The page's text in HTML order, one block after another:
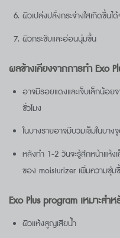
ผิวเปล่งปลั่งกระจ่างใสเกิดขึ้น
ผิวกระชับและอ่อนนุ่มขึ้น
ผลข้างเคียงจากการทำ Exo
อาจมีรอยแดงและเจ็บเล็กน้อยจ
ชั่วโมง
ในบางรายอาจมีบวมเข็มในบาง
หลังทำ 1-2 วันจะรู้สึกหน้าแห้
ของ moisturizer เพิ่มความชุ่ม
Exo Plus program เหมาะสำ
ผิวแห้งสูญเสียน้ำ